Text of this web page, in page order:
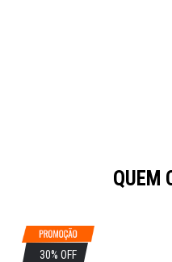
QUEM
30% OFF